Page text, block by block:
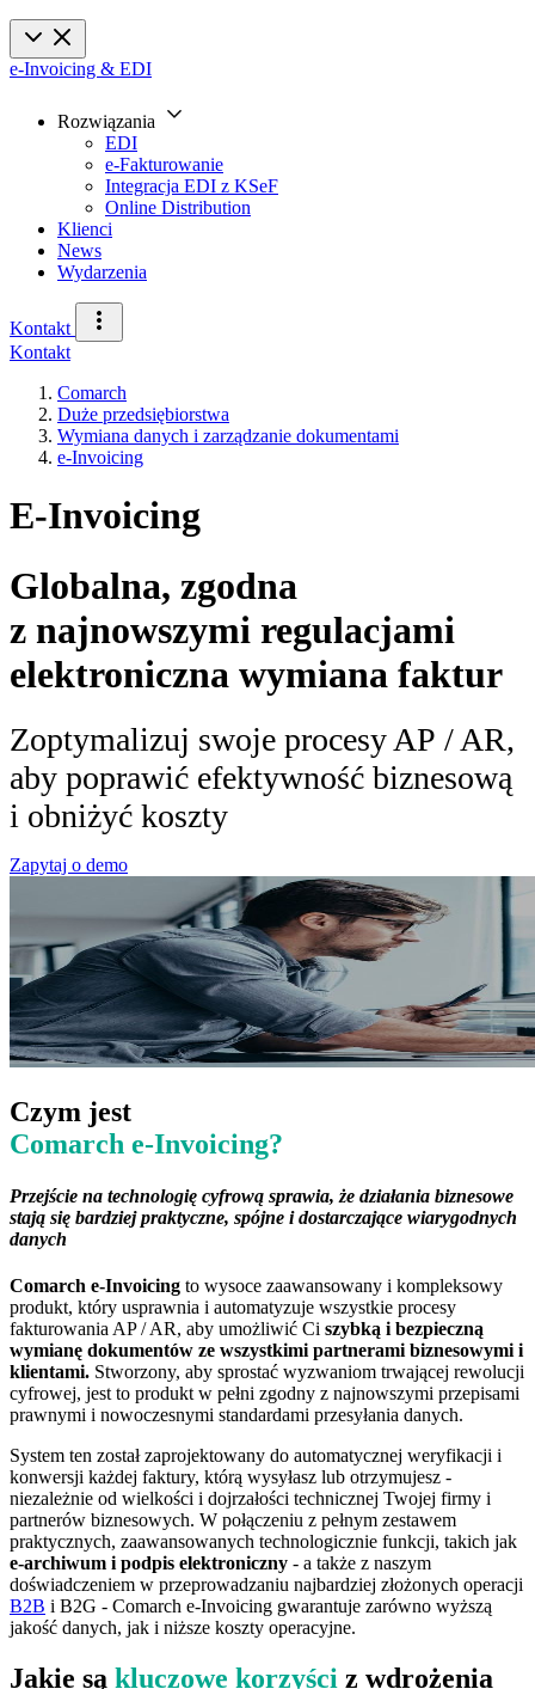
e-Invoicing & EDI
Rozwiązania
EDI
e-Fakturowanie
Integracja EDI z KSeF
Online Distribution
Klienci
News
Wydarzenia
Kontakt
Kontakt
Comarch
Duże przedsiębiorstwa
Wymiana danych i zarządzanie dokumentami
e-Invoicing
E-Invoicing
Globalna, zgodna
z najnowszymi regulacjami
elektroniczna wymiana faktur
Zoptymalizuj swoje procesy AP / AR,
aby poprawić efektywność biznesową
i obniżyć koszty
Zapytaj o demo
Czym jest
Comarch e-Invoicing?
Przejście na technologię cyfrową sprawia, że działania biznesowe
stają się bardziej praktyczne, spójne i dostarczające wiarygodnych
danych
Comarch e-Invoicing to wysoce zaawansowany i kompleksowy
produkt, który usprawnia i automatyzuje wszystkie procesy
fakturowania AP / AR, aby umożliwić Ci szybką i bezpieczną
wymianę dokumentów ze wszystkimi partnerami biznesowymi i
klientami. Stworzony, aby sprostać wyzwaniom trwającej rewolucji
cyfrowej, jest to produkt w pełni zgodny z najnowszymi przepisami
prawnymi i nowoczesnymi standardami przesyłania danych.
System ten został zaprojektowany do automatycznej weryfikacji i
konwersji każdej faktury, którą wysyłasz lub otrzymujesz -
niezależnie od wielkości i dojrzałości technicznej Twojej firmy i
partnerów biznesowych. W połączeniu z pełnym zestawem
praktycznych, zaawansowanych technologicznie funkcji, takich jak
e-archiwum i podpis elektroniczny - a także z naszym
doświadczeniem w przeprowadzaniu najbardziej złożonych operacji
B2B i B2G - Comarch e-Invoicing gwarantuje zarówno wyższą
jakość danych, jak i niższe koszty operacyjne.
Jakie są kluczowe korzyści z wdrożenia